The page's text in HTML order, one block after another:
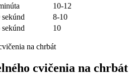
10-12
sekúnd
8-10
sekúnd 10
cvičenia na chrbát